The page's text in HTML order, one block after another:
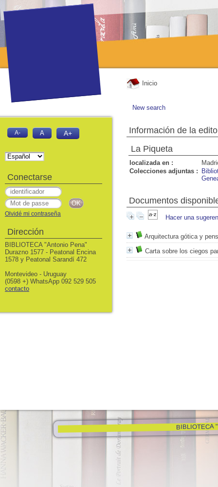
Inicio
New search
Información de la
La Piqueta
localizada en :
Colecciones adjuntas :
Documentos
Hacer una
Arquitectura gótica y
Carta sobre los ciegos
BIBLIOTECA
A- A A+
Conectarse
Olvidé mi contraseña
Dirección
BIBLIOTECA "Antonio Pena"
Durazno 1577 - Peatonal Encina
1578 y Peatonal Sarandí 472
Montevideo - Uruguay
(0598 +) WhatsApp 092 529 505
contacto